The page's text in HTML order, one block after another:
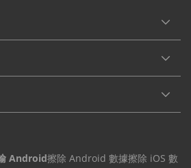
Android擦除 Android 數據擦除 iOS 數